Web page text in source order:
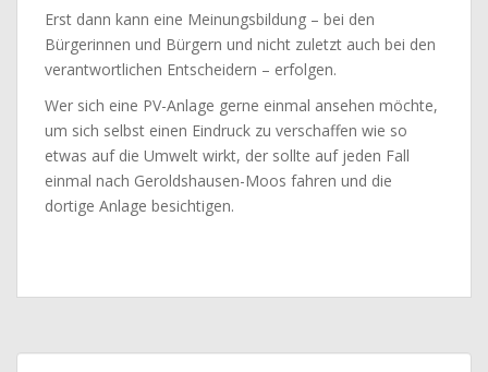
Erst dann kann eine Meinungsbildung – bei den
Bürgerinnen und Bürgern und nicht zuletzt auch bei den
verantwortlichen Entscheidern – erfolgen.
Wer sich eine PV-Anlage gerne einmal ansehen möchte,
um sich selbst einen Eindruck zu verschaffen wie so
etwas auf die Umwelt wirkt, der sollte auf jeden Fall
einmal nach Geroldshausen-Moos fahren und die
dortige Anlage besichtigen.